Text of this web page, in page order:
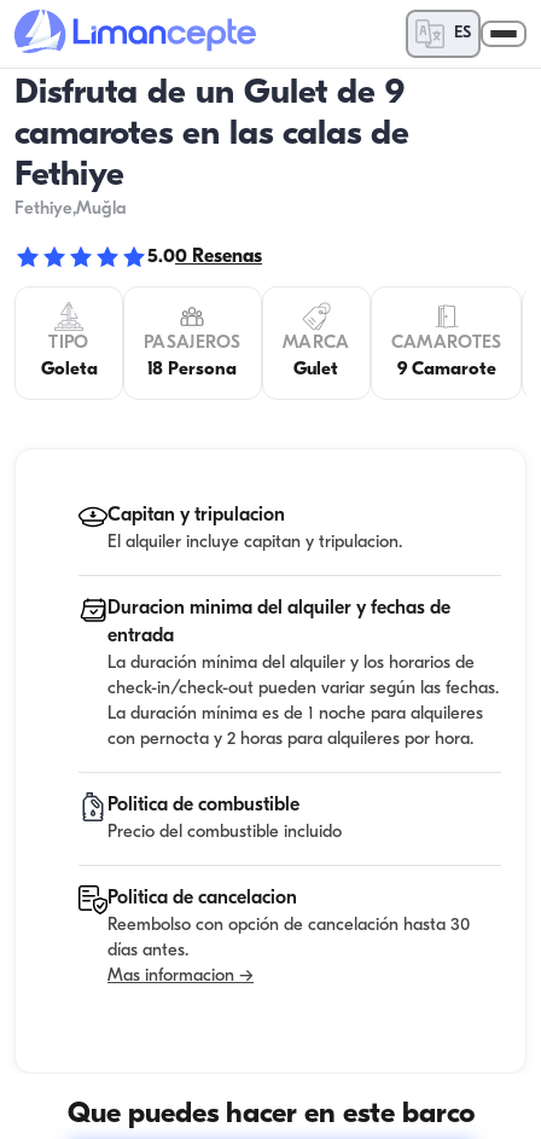
ES
Disfruta de un Gulet de 9
camarotes en las calas de
Fethiye
Fethiye,Muğla
5.00 Resenas
TIPO
Goleta
PASAJEROS
18 Persona
MARCA
Gulet
CAMAROTES
9 Camarote
Capitan y tripulacion
El alquiler incluye capitan y tripulacion.
Duracion minima del alquiler y fechas de
entrada
La duración mínima del alquiler y los horarios de
check-in/check-out pueden variar según las fechas.
La duración mínima es de 1 noche para alquileres
con pernocta y 2 horas para alquileres por hora.
Politica de combustible
Precio del combustible incluido
Politica de cancelacion
Reembolso con opción de cancelación hasta 30
días antes.
Mas informacion →
Que puedes hacer en este barco